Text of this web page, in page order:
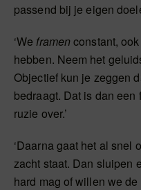
passend bij je eigen
‘We framenconstant,
hebben. Neem het
Objectief kun je zeggen
bedraagt. Dat is dan
ruzie over.’
‘Daarna gaat het al snel
zacht staat. Dan sluipen
hard mag of willen we